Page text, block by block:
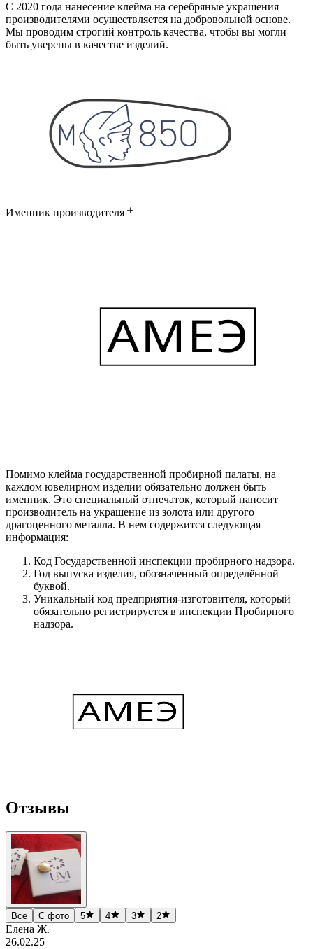
С 2020 года нанесение клейма на серебряные украшения
производителями осуществляется на добровольной основе.
Мы проводим строгий контроль качества, чтобы вы могли
быть уверены в качестве изделий.
Именник производителя
Помимо клейма государственной пробирной палаты, на
каждом ювелирном изделии обязательно должен быть
именник. Это специальный отпечаток, который наносит
производитель на украшение из золота или другого
драгоценного металла. В нем содержится следующая
информация:
Код Государственной инспекции пробирного надзора.
Год выпуска изделия, обозначенный определённой
буквой.
Уникальный код предприятия-изготовителя, который
обязательно регистрируется в инспекции Пробирного
надзора.
Отзывы
Все С фото 5 4 3 2
Елена Ж.
26.02.25